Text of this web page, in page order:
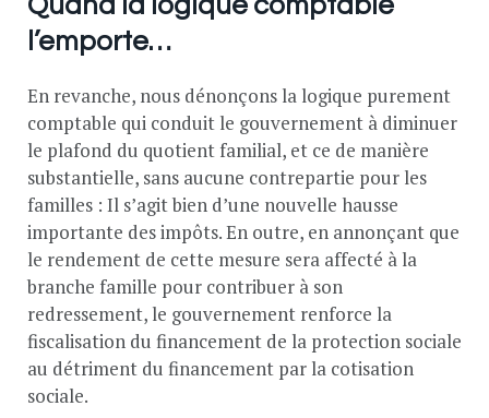
Quand la logique comptable
l’emporte…
En revanche, nous dénonçons la logique purement
comptable qui conduit le gouvernement à diminuer
le plafond du quotient familial, et ce de manière
substantielle, sans aucune contrepartie pour les
familles : Il s’agit bien d’une nouvelle hausse
importante des impôts. En outre, en annonçant que
le rendement de cette mesure sera affecté à la
branche famille pour contribuer à son
redressement, le gouvernement renforce la
fiscalisation du financement de la protection sociale
au détriment du financement par la cotisation
sociale.